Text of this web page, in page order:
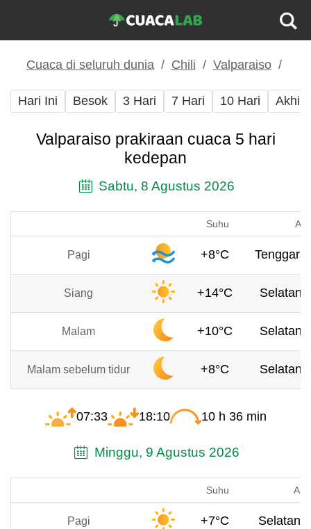
Cuaca di seluruh dunia Chili Valparaiso
Hari Ini Besok 3 Hari 7 Hari 10 Hari Akhir
Valparaiso prakiraan cuaca 5 hari
kedepan
Sabtu, 8 Agustus 2026
Suhu
Pagi +8°C
Siang +14°C Selatan,
Malam +10°C Selatan,
Malam sebelum tidur +8°C Selatan,
07:33 18:10 10 h 36 min
Minggu, 9 Agustus 2026
Suhu
Pagi +7°C Selatan,